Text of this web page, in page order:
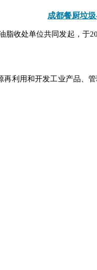
成都餐厨垃
脂收处单位共同发起，于
利用和开发工业产品、